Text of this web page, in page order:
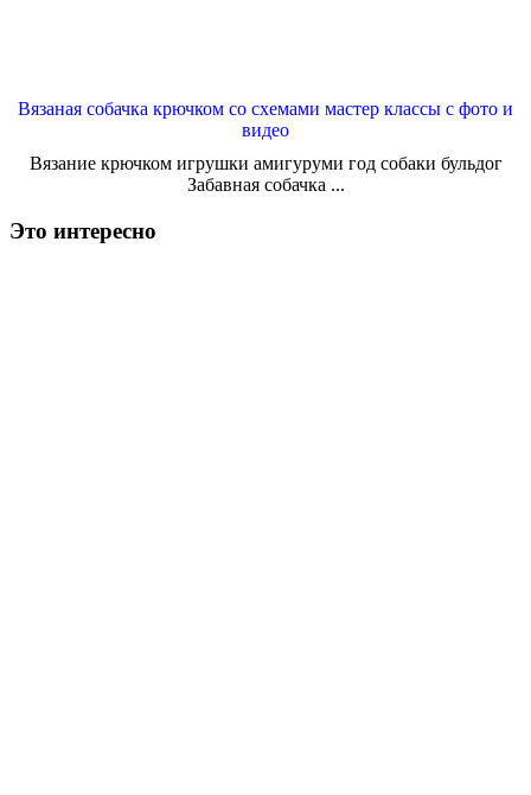
Вязаная собачка крючком со схемами мастер классы с фото и
видео
Вязание крючком игрушки амигуруми год собаки бульдог
Забавная собачка ...
Это интересно